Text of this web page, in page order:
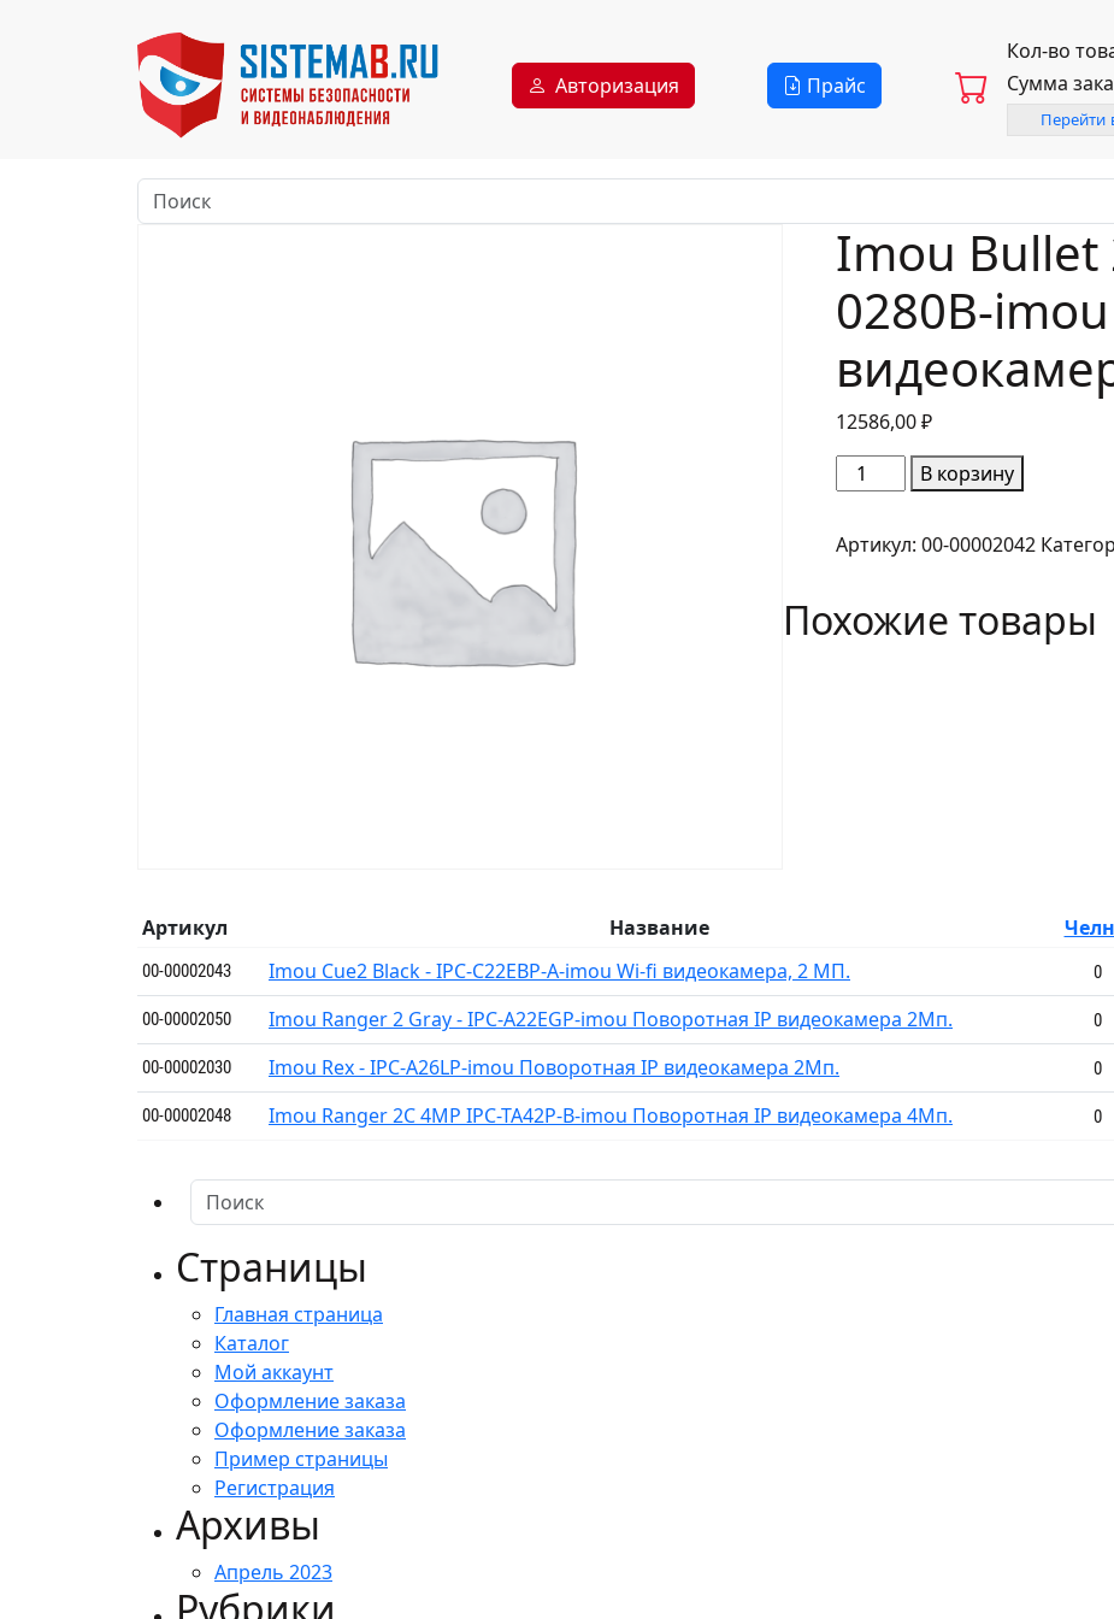
Авторизация Прайс
Кол-во
Сумма
Перейти
Imou Bullet
0280B-
12586,00₽
Количество
товара
Bullet
-
IPC-
В корзину
Артикул:00-00002042
Похожие товары
Артикул Название
00-00002043 Imou Cue2 Black - IPC-C22EBP-A-imou Wi-fi видеокамера, 2 МП. 0
00-00002050 Imou Ranger 2 Gray - IPC-A22EGP-imou Поворотная IP видеокамера 2Мп. 0
00-00002030 Imou Rex - IPC-A26LP-imou Поворотная IP видеокамера 2Мп. 0
00-00002048 Imou Ranger 2C 4MP IPC-TA42P-B-imou Поворотная IP видеокамера 4Мп. 0
Страницы
Главная страница
Каталог
Мой аккаунт
Оформление заказа
Оформление заказа
Пример страницы
Регистрация
Архивы
Апрель 2023
Рубрики